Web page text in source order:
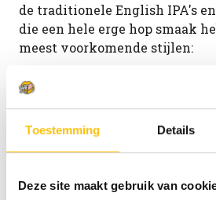
Toestemming Details
Deze site maakt gebruik van
de traditionele English IPA's
die een hele erge hop smaak
meest voorkomende stijlen:
American / West Coast
Helder, uitgesproken hoppig
dennen staan centraal.